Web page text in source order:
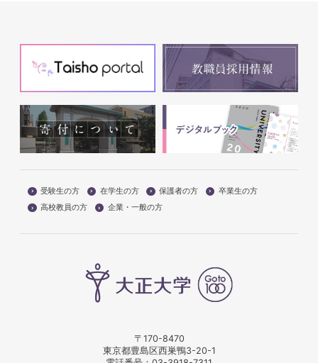
受験生の方 在学生の方 保護者の方
卒業生の方
高校教員の方
企業・一般の方
〒170-8470
東京都豊島区西巣鴨3-20-1